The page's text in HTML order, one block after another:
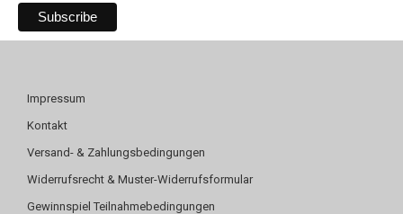
Impressum
Kontakt
Versand- & Zahlungsbedingungen
Widerrufsrecht & Muster-Widerrufsformular
Gewinnspiel Teilnahmebedingungen